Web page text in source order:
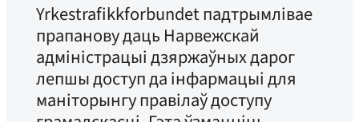
Yrkestrafikkforbundet падтрымлівае
прапанову даць Нарвежскай
адміністрацыі дзяржаўных дарог
лепшы доступ да інфармацыі для
маніторынгу правілаў доступу